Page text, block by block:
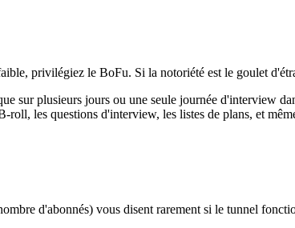
privilégiez le BoFu. Si la notoriété est le goulet
sur plusieurs jours ou une seule journée d'interview
les questions d'interview, les listes de plans, et
d'abonnés) vous disent rarement si le tunnel